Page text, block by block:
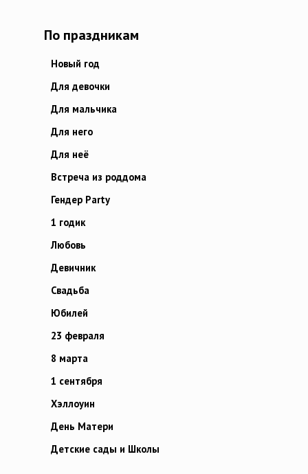
По праздникам
Новый год
Для девочки
Для мальчика
Для него
Для неё
Встреча из роддома
Гендер Party
1 годик
Любовь
Девичник
Свадьба
Юбилей
23 февраля
8 марта
1 сентября
Хэллоуин
День Матери
Детские сады и Школы